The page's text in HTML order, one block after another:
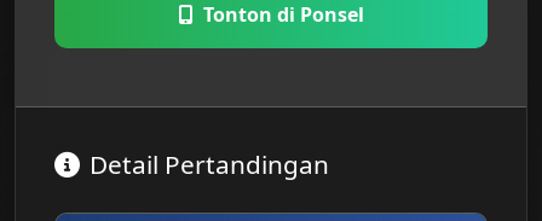
Tonton di Ponsel
Detail Pertandingan